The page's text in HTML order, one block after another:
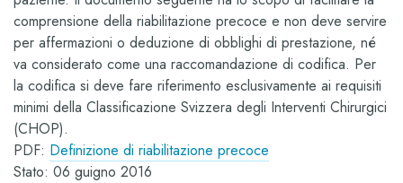
comprensione della riabilitazione precoce e non deve servire
per affermazioni o deduzione di obblighi di prestazione, né
va considerato come una raccomandazione di codifica. Per
la codifica si deve fare riferimento esclusivamente ai requisiti
minimi della Classificazione Svizzera degli Interventi Chirurgici
(CHOP).
PDF: Definizione di riabilitazione precoce
Stato: 06 guigno 2016